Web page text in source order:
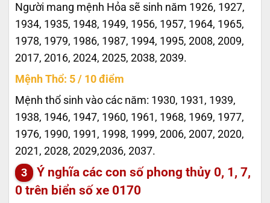
Người mang mệnh Hỏa sẽ sinh năm 1926, 1927,
1934, 1935, 1948, 1949, 1956, 1957, 1964, 1965,
1978, 1979, 1986, 1987, 1994, 1995, 2008, 2009,
2017, 2016, 2024, 2025, 2038, 2039.
Mệnh Thổ: 5 / 10 điểm
Mệnh thổ sinh vào các năm: 1930, 1931, 1939,
1938, 1946, 1947, 1960, 1961, 1968, 1969, 1977,
1976, 1990, 1991, 1998, 1999, 2006, 2007, 2020,
2021, 2028, 2029,2036, 2037.
Ý nghĩa các con số phong thủy 0, 1, 7,
0 trên biển số xe 0170